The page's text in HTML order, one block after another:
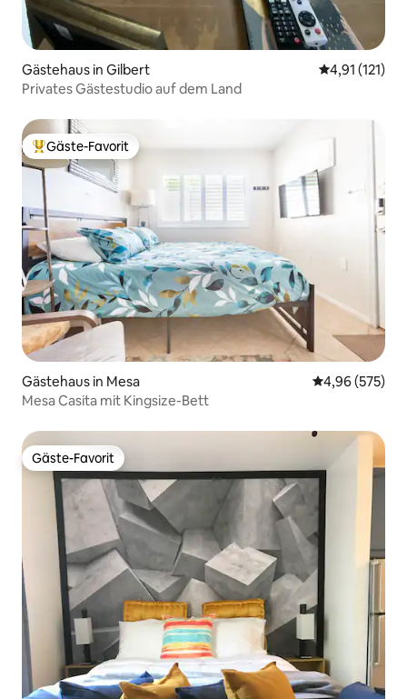
Gästehaus in Gilbert
4,91 (121)
Privates Gästestudio auf dem Land
Beliebter Gäste-Favorit.
Gäste-Favorit
Gästehaus in Mesa
4,96 (575)
Mesa Casita mit Kingsize-Bett
Gäste-Favorit
Gäste-Favorit